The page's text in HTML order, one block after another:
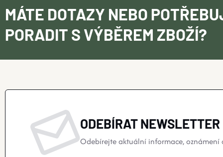
MÁTE DOTAZY NEBO
PORADIT S VÝBĚREM ZBOŽÍ?
ODEBÍRAT NEWSLETTER
Odebírejte aktuální informace, oznámení